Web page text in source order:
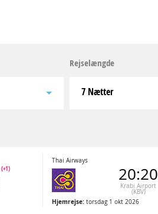
Rejselængde
7 Nætter
(+1)
Thai Airways
20:20
Krabi Airport
(KBV)
Hjemrejse: torsdag 1 okt 2026